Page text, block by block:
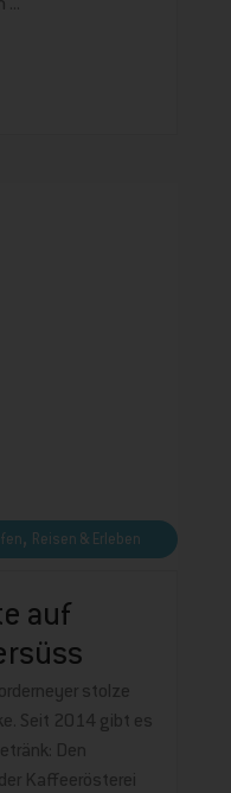
, Reisen & Erleben
auf
stolze
Seit 2014 gibt es
Den
Kaffeerösterei